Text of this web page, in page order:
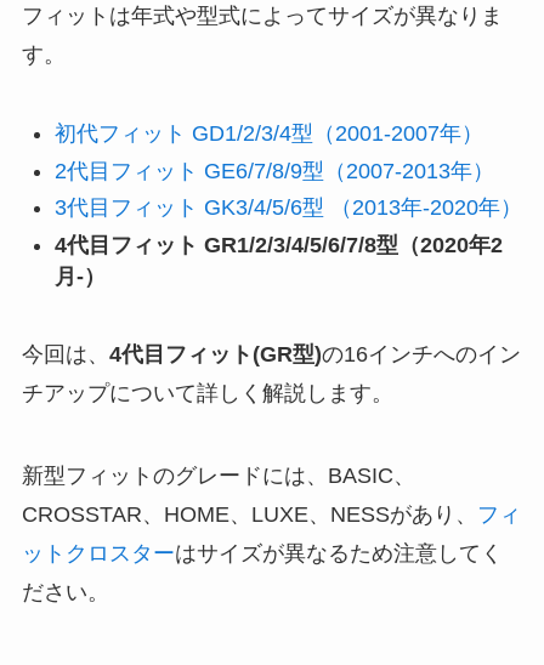
フィットは年式や型式によってサイズが異なりま
す。
初代フィット GD1/2/3/4型（2001-2007年）
2代目フィット GE6/7/8/9型（2007-2013年）
3代目フィット GK3/4/5/6型 （2013年-2020年）
4代目フィット GR1/2/3/4/5/6/7/8型（2020年2
月-）
今回は、 4代目フィット(GR型)の16インチへのイン
チアップについて詳しく解説します。
新型フィットのグレードには、BASIC、
CROSSTAR、HOME、LUXE、NESSがあり、
フィ
ットクロスターはサイズが異なるため注意してく
ださい。